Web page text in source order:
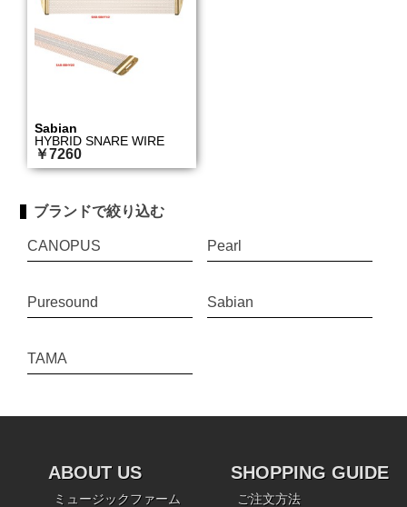
Sabian
HYBRID SNARE WIRE
￥7260
ブランドで絞り込む
CANOPUS Pearl
Puresound Sabian
TAMA
ABOUT US
ミュージックファーム
SHOPPING GUIDE
ご注文方法